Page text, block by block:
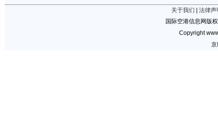
关于我们
法律声
国际空港信息网版
Copyright